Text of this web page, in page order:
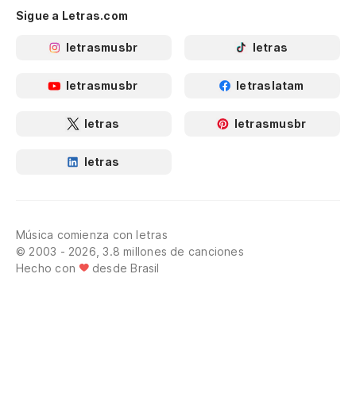
Sigue a Letras.com
letrasmusbr letras
letrasmusbr letraslatam
letras letrasmusbr
letras
Música comienza con letras
© 2003 - 2026, 3.8 millones de canciones
Hecho con
desde Brasil